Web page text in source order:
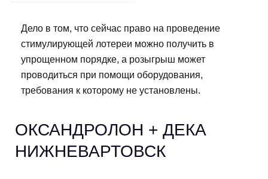
Дело в том, что сейчас право на проведение
стимулирующей лотереи можно получить в
упрощенном порядке, а розыгрыш может
проводиться при помощи оборудования,
требования к которому не установлены.
ОКСАНДРОЛОН + ДЕКА
НИЖНЕВАРТОВСК